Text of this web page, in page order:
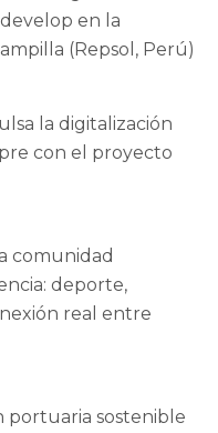
en la
(Repsol, Perú)
la digitalización
con el proyecto
comunidad
deporte,
real entre
portuaria sostenible